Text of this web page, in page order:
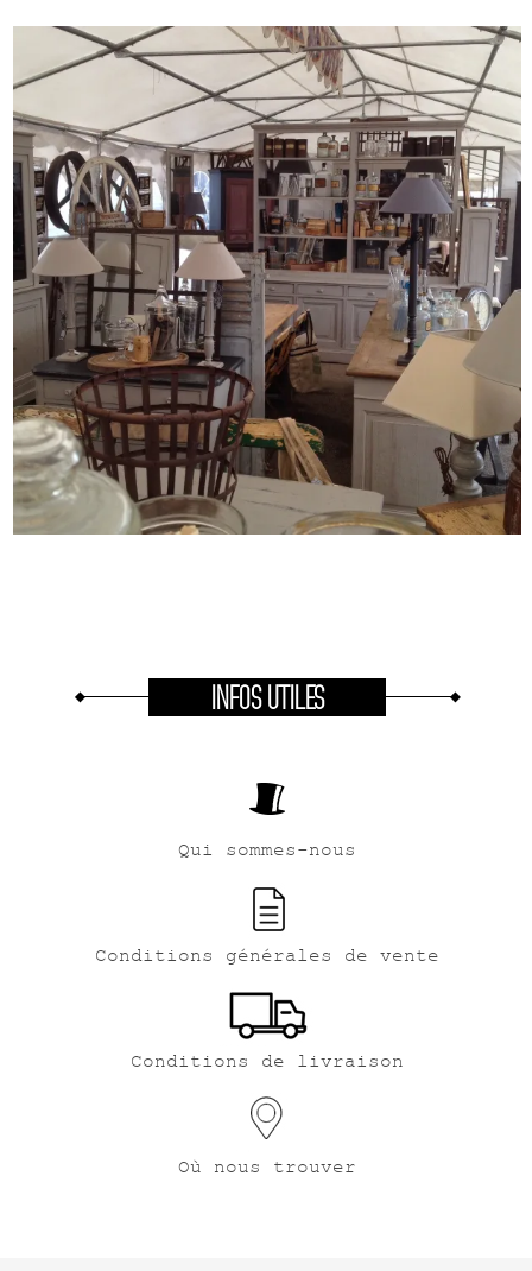
INFOS UTILES
Qui sommes-nous
Conditions générales de vente
Conditions de livraison
Où nous trouver